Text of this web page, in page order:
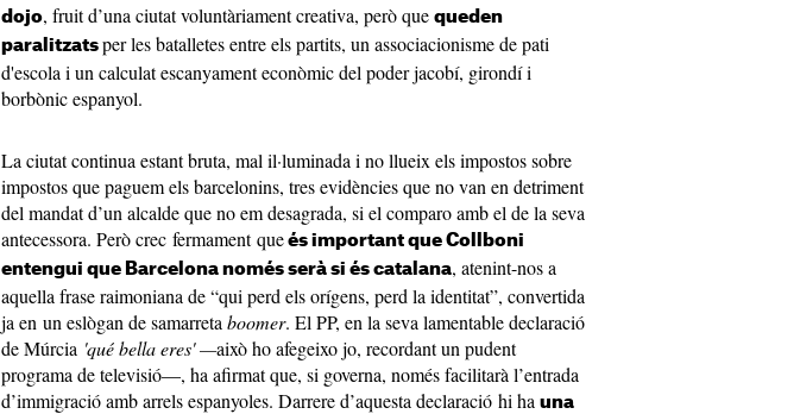
dojo, fruit d’una ciutat voluntàriament creativa, però que queden
paralitzats per les batalletes entre els partits, un associacionisme de pati
d'escola i un calculat escanyament econòmic del poder jacobí, girondí i
borbònic espanyol.
La ciutat continua estant bruta, mal il·luminada i no llueix els impostos sobre
impostos que paguem els barcelonins, tres evidències que no van en detriment
del mandat d’un alcalde que no em desagrada, si el comparo amb el de la seva
antecessora. Però crec fermament que és important que Collboni
entengui que Barcelona només serà si és catalana, atenint-nos a
aquella frase raimoniana de “qui perd els orígens, perd la identitat”, convertida
ja en un eslògan de samarreta boomer. El PP, en la seva lamentable declaració
de Múrcia 'qué bella eres'—això ho afegeixo jo, recordant un pudent
programa de televisió—, ha afirmat que, si governa, només facilitarà l’entrada
d’immigració amb arrels espanyoles. Darrere d’aquesta declaració hi ha una